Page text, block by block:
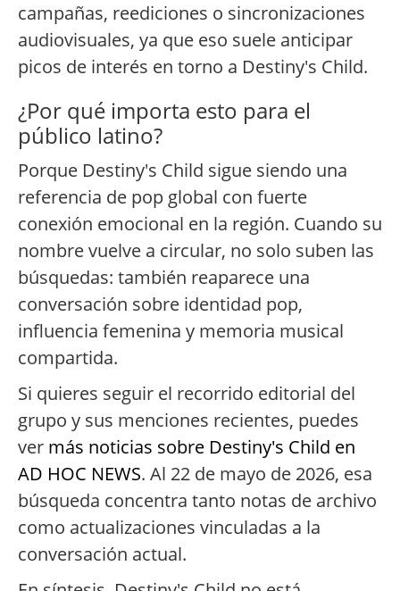
campañas, reediciones o sincronizaciones
audiovisuales, ya que eso suele anticipar
picos de interés en torno a Destiny's Child.
¿Por qué importa esto para el
público latino?
Porque Destiny's Child sigue siendo una
referencia de pop global con fuerte
conexión emocional en la región. Cuando su
nombre vuelve a circular, no solo suben las
búsquedas: también reaparece una
conversación sobre identidad pop,
influencia femenina y memoria musical
compartida.
Si quieres seguir el recorrido editorial del
grupo y sus menciones recientes, puedes
ver más noticias sobre Destiny's Child en
AD HOC NEWS. Al 22 de mayo de 2026, esa
búsqueda concentra tanto notas de archivo
como actualizaciones vinculadas a la
conversación actual.